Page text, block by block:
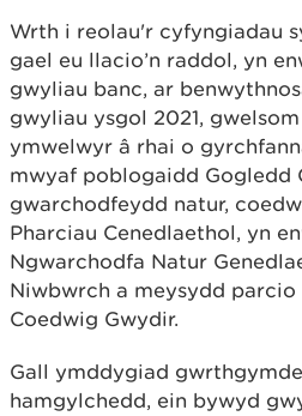
Wrth i reolau'r cyfyngiadau
gael eu llacio’n raddol, yn
gwyliau banc, ar
gwyliau ysgol 2021,
ymwelwyr â rhai o
mwyaf poblogaidd Gogledd
gwarchodfeydd natur,
Pharciau Cenedlaethol, yn
Ngwarchodfa Natur
Niwbwrch a meysydd parcio
Coedwig Gwydir.
Gall ymddygiad
hamgylchedd, ein bywyd